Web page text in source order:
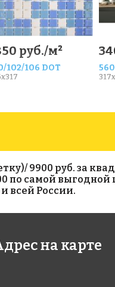
руб./м²
102/106 DOT
руб./м²
Sky 38x38
9900 руб. за
по самой выгодной
всей России.
на карте